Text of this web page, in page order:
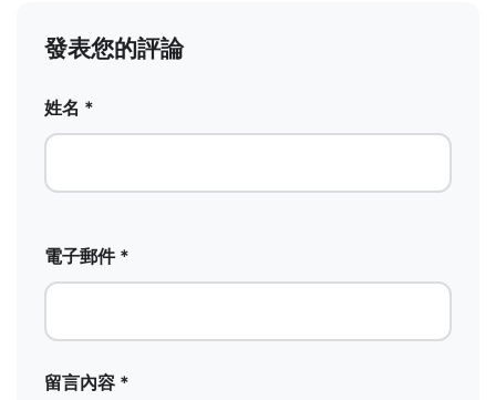
發表您的評論
姓名 *
電子郵件 *
留言內容 *